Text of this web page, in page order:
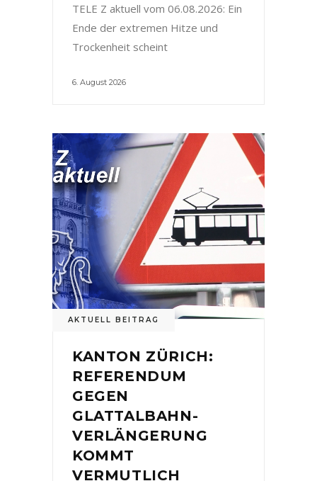
TELE Z aktuell vom 06.08.2026: Ein
Ende der extremen Hitze und
Trockenheit scheint
6. August 2026
AKTUELL BEITRAG
KANTON ZÜRICH:
REFERENDUM
GEGEN
GLATTALBAHN-
VERLÄNGERUNG
KOMMT
VERMUTLICH